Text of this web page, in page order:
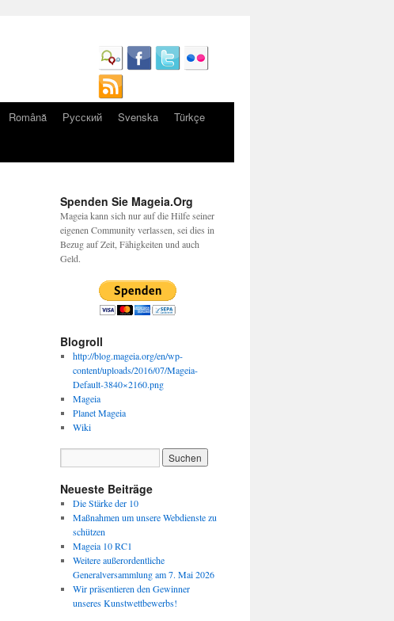
Română Русский Svenska
Türkçe
Spenden Sie Mageia.Org
Mageia kann sich nur auf die Hilfe seiner
eigenen Community verlassen, sei dies in
Bezug auf Zeit, Fähigkeiten und auch
Geld.
Blogroll
http://blog.mageia.org/en/wp-
content/uploads/2016/07/Mageia-
Default-3840×2160.png
Mageia
Planet Mageia
Wiki
Neueste Beiträge
Die Stärke der 10
Maßnahmen um unsere Webdienste zu
schützen
Mageia 10 RC1
Weitere außerordentliche
Generalversammlung am 7. Mai 2026
Wir präsentieren den Gewinner
unseres Kunstwettbewerbs!